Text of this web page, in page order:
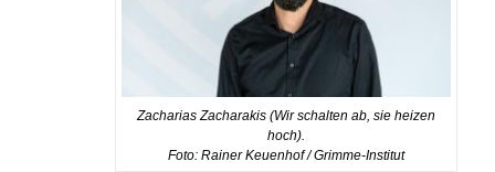
Zacharias Zacharakis (Wir schalten ab, sie heizen
hoch).
Foto: Rainer Keuenhof / Grimme-Institut